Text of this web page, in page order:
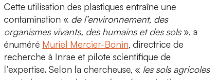
Cette utilisation des plastiques entraîne une
contamination « de l’environnement, des
organismes vivants, des humains et des sols », a
énuméré Muriel Mercier-Bonin, directrice de
recherche à Inrae et pilote scientifique de
l’expertise. Selon la chercheuse, « les sols agricoles